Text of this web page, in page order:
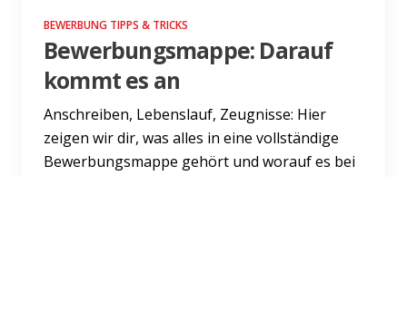
BEWERBUNG TIPPS & TRICKS
Bewerbungsmappe: Darauf
kommt es an
Anschreiben, Lebenslauf, Zeugnisse: Hier
zeigen wir dir, was alles in eine vollständige
Bewerbungsmappe gehört und worauf es bei